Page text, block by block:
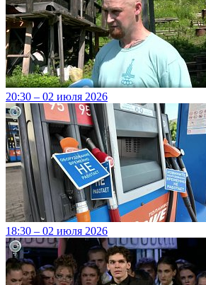
20:30 – 02 июля 2026
18:30 – 02 июля 2026